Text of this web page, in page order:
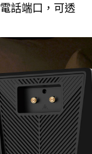
話端口，可透